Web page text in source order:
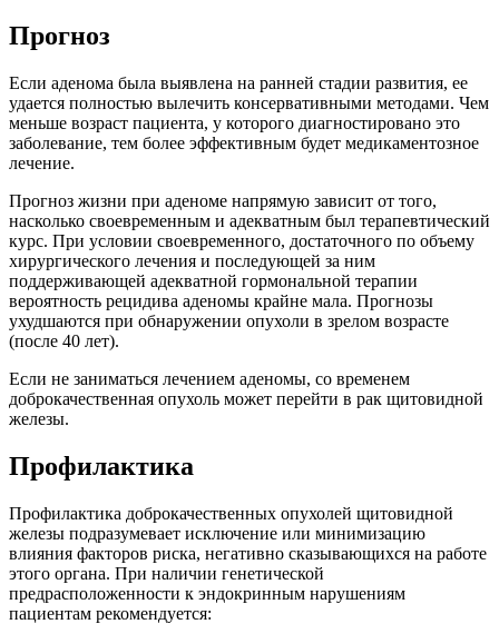
Прогноз
Если аденома была выявлена на ранней стадии развития, ее
удается полностью вылечить консервативными методами. Чем
меньше возраст пациента, у которого диагностировано это
заболевание, тем более эффективным будет медикаментозное
лечение.
Прогноз жизни при аденоме напрямую зависит от того,
насколько своевременным и адекватным был терапевтический
курс. При условии своевременного, достаточного по объему
хирургического лечения и последующей за ним
поддерживающей адекватной гормональной терапии
вероятность рецидива аденомы крайне мала. Прогнозы
ухудшаются при обнаружении опухоли в зрелом возрасте
(после 40 лет).
Если не заниматься лечением аденомы, со временем
доброкачественная опухоль может перейти в рак щитовидной
железы.
Профилактика
Профилактика доброкачественных опухолей щитовидной
железы подразумевает исключение или минимизацию
влияния факторов риска, негативно сказывающихся на работе
этого органа. При наличии генетической
предрасположенности к эндокринным нарушениям
пациентам рекомендуется: